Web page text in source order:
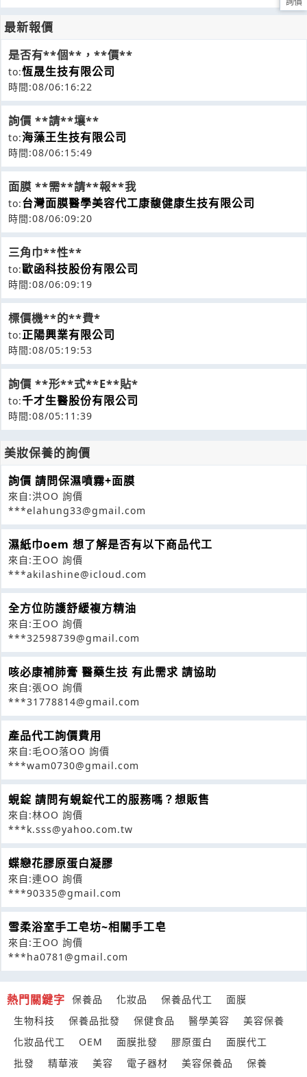
最新報價
是否有**個**，**價**
to:恆晟生技有限公司
時間:08/06:16:22
詢價 **請**壤**
to:海藻王生技有限公司
時間:08/06:15:49
面膜 **需**請**報**我
to:台灣面膜醫學美容代工康馥健康生技有限公司
時間:08/06:09:20
三角巾**性**
to:歐函科技股份有限公司
時間:08/06:09:19
標價機**的**費*
to:正陽興業有限公司
時間:08/05:19:53
詢價 **形**式**E**貼*
to:千才生醫股份有限公司
時間:08/05:11:39
美妝保養的詢價
詢價 請問保濕噴霧+面膜
來自:洪OO 詢價
***elahung33@gmail.com
濕紙巾oem 想了解是否有以下商品代工
來自:王OO 詢價
***akilashine@icloud.com
全方位防護舒緩複方精油
來自:王OO 詢價
***32598739@gmail.com
咳必康補肺膏 醫藥生技 有此需求 請協助
來自:張OO 詢價
***31778814@gmail.com
產品代工詢價費用
來自:毛OO落OO 詢價
***wam0730@gmail.com
蜆錠 請問有蜆錠代工的服務嗎？想販售
來自:林OO 詢價
***k.sss@yahoo.com.tw
蝶戀花膠原蛋白凝膠
來自:連OO 詢價
***90335@gmail.com
雪柔浴室手工皂坊~相關手工皂
來自:王OO 詢價
***ha0781@gmail.com
熱門關鍵字 保養品 化妝品 保養品代工
面膜
生物科技
保養品批發 保健食品 醫學美容
美容保養
化妝品代工
OEM 面膜批發 膠原蛋白
面膜代工
批發
精華液 美容 電子器材 美容保養品
保養
詢價